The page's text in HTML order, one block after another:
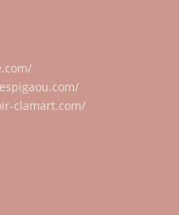
clamart.com/